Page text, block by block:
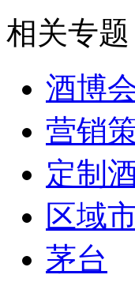
相关专题
酒博
营销
定制
区域
茅台